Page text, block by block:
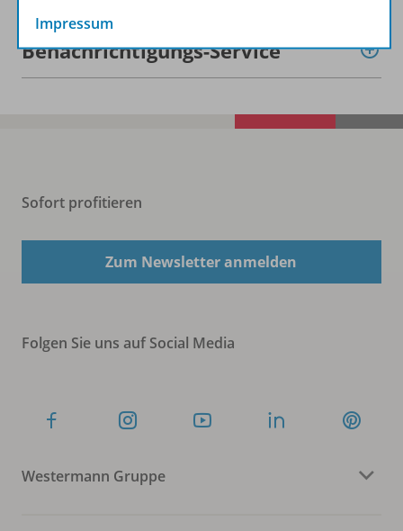
Benachrichtigungs-Service
Sofort profitieren
Zum Newsletter anmelden
Folgen Sie uns auf Social Media
Westermann Gruppe
Impressum